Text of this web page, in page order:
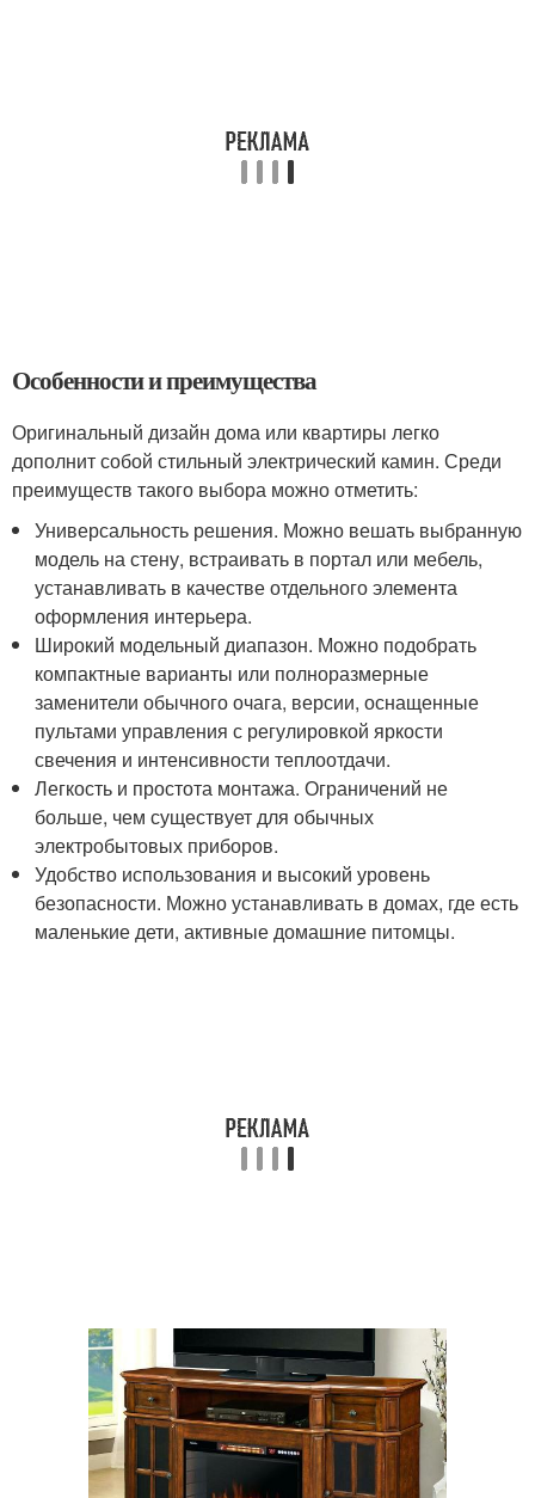
Особенности и преимущества
Оригинальный дизайн дома или квартиры легко
дополнит собой стильный электрический камин. Среди
преимуществ такого выбора можно отметить:
Универсальность решения. Можно вешать выбранную
модель на стену, встраивать в портал или мебель,
устанавливать в качестве отдельного элемента
оформления интерьера.
Широкий модельный диапазон. Можно подобрать
компактные варианты или полноразмерные
заменители обычного очага, версии, оснащенные
пультами управления с регулировкой яркости
свечения и интенсивности теплоотдачи.
Легкость и простота монтажа. Ограничений не
больше, чем существует для обычных
электробытовых приборов.
Удобство использования и высокий уровень
безопасности. Можно устанавливать в домах, где есть
маленькие дети, активные домашние питомцы.